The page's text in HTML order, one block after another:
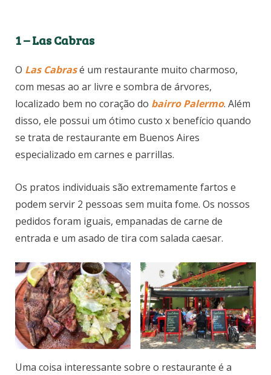
1 – Las Cabras
O Las Cabrasé um restaurante muito charmoso,
com mesas ao ar livre e sombra de árvores,
localizado bem no coração do bairro Palermo. Além
disso, ele possui um ótimo custo x benefício quando
se trata de restaurante em Buenos Aires
especializado em carnes e parrillas.
Os pratos individuais são extremamente fartos e
podem servir 2 pessoas sem muita fome. Os nossos
pedidos foram iguais, empanadas de carne de
entrada e um asado de tira com salada caesar.
Uma coisa interessante sobre o restaurante é a